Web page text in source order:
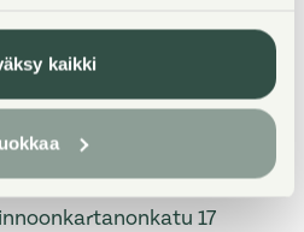
kaikki
ON THURSDAY
At the viewing, you will
explore all available
your arrival in advance:
17